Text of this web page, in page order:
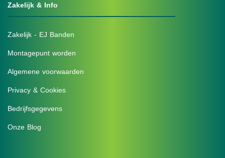
Zakelijk & Info
Zakelijk - EJ Banden
Montagepunt worden
Algemene voorwaarden
Privacy & Cookies
Bedrijfsgegevens
Onze Blog